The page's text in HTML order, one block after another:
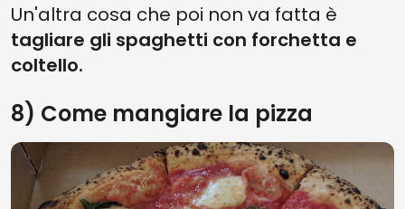
Un'altra cosa che poi non va fatta è
tagliare gli spaghetti con forchetta e
coltello.
8) Come mangiare la pizza